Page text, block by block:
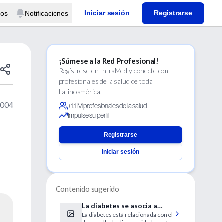
Notificaciones Iniciar sesión Registrarse
¡Súmese a la Red Profesional!
Regístrese en IntraMed y conecte con
profesionales de la salud de toda
Latinoamérica.
+1.1 M profesionales de la salud
Impulse su perfil
Registrarse
Iniciar sesión
Contenido sugerido
La diabetes se asocia a
discapacidad a edad
La diabetes está relacionada con el